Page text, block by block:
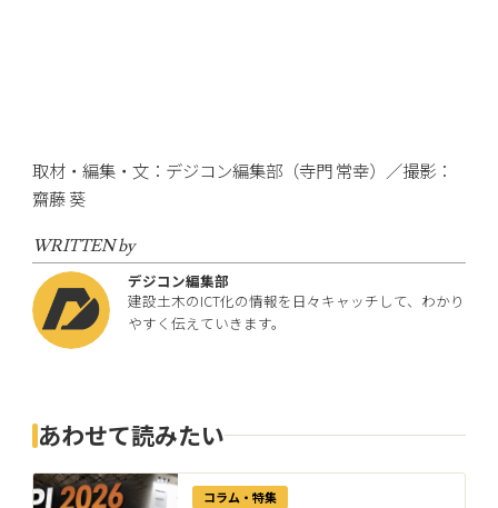
取材・編集・文：デジコン編集部（寺門 常幸）／撮影：
齋藤 葵
WRITTEN by
デジコン編集部
建設土木のICT化の情報を日々キャッチして、わかり
やすく伝えていきます。
あわせて読みたい
コラム・特集